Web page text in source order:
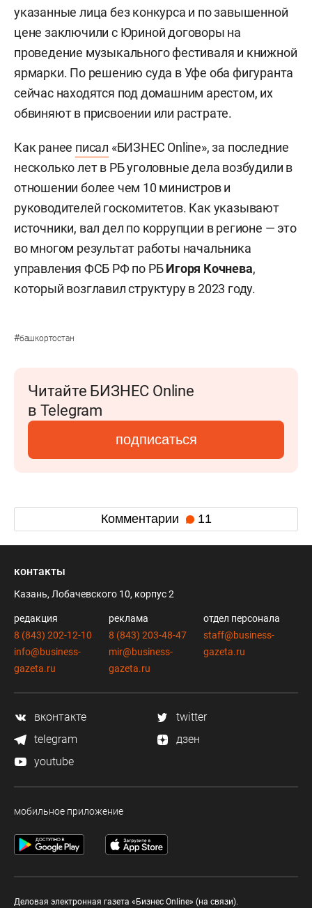
указанные лица без конкурса и по завышенной
цене заключили с Юриной договоры на
проведение музыкального фестиваля и книжной
ярмарки. По решению суда в Уфе оба фигуранта
сейчас находятся под домашним арестом, их
обвиняют в присвоении или растрате.
Как ранее писал «БИЗНЕС Online», за последние
несколько лет в РБ уголовные дела возбудили в
отношении более чем 10 министров и
руководителей госкомитетов. Как указывают
источники, вал дел по коррупции в регионе — это
во многом результат работы начальника
управления ФСБ РФ по РБИгоря Кочнева,
который возглавил структуру в 2023 году.
#башкортостан
Читайте БИЗНЕС Online
в Telegram
подписаться
Комментарии 11
контакты
Казань, Лобачевского 10, корпус 2
редакция
8 (843) 202-12-10
info@business-
gazeta.ru
реклама
8 (843) 203-48-47
mir@business-
gazeta.ru
отдел персонала
staff@business-
gazeta.ru
вконтакте
twitter
telegram
дзен
youtube
мобильное приложение
Деловая электронная газета «Бизнес Online» (на связи).